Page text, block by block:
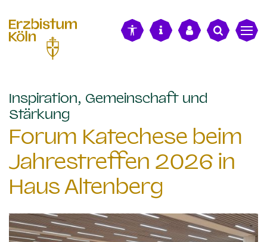
Inspiration, Gemeinschaft und
Stärkung
Forum Katechese beim
Jahrestreffen 2026 in
Haus Altenberg